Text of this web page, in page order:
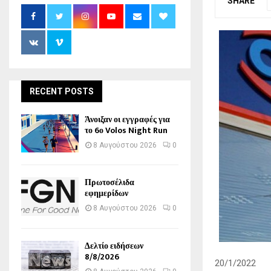
20/1/2022
RECENT POSTS
Άνοιξαν οι εγγραφές για
το 6ο Volos Night Run
8 Αυγούστου 2026 0
Πρωτοσέλιδα
εφημερίδων
8 Αυγούστου 2026 0
Δελτίο ειδήσεων
8/8/2026